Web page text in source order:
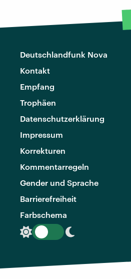
Deutschlandfunk Nova
Kontakt
Empfang
Trophäen
Datenschutzerklärung
Impressum
Korrekturen
Kommentarregeln
Gender und Sprache
Barrierefreiheit
Farbschema